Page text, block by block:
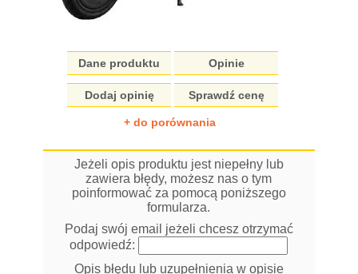
Dane produktu Opinie
Dodaj opinię Sprawdź cenę
+ do porównania
Jeżeli opis produktu jest niepełny lub
zawiera błędy, możesz nas o tym
poinformować za pomocą poniższego
formularza.
Podaj swój email jeżeli chcesz otrzymać
odpowiedź:
Opis błędu lub uzupełnienia w opisie